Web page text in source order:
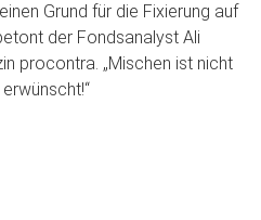
Grund für die Fixierung auf
der Fondsanalyst Ali
procontra. „Mischen ist nicht